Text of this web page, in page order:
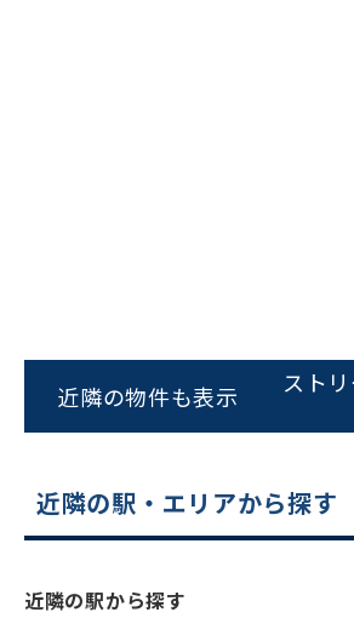
スムーズにご案内でき
0120-620-
電話でお問い合わせ
近隣の物件も表示
スト
近隣の駅・エリアから探す
近隣の駅から探す